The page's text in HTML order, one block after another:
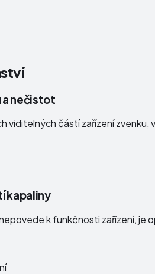
a nečistot
viditelných částí zařízení
kapaliny
k funkčnosti zařízení, je